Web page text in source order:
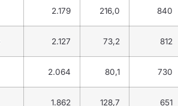
2.179 216,0 840
2.127 73,2 812
2.064 80,1 730
1.862 128,7 651